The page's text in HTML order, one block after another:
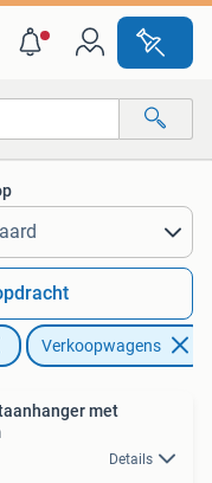
Verkoopwagens
met
Details